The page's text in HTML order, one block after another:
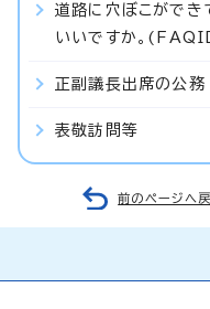
道路に穴ぼこができ
いいですか。
正副議長出席の公務
表敬訪問等
前のページへ